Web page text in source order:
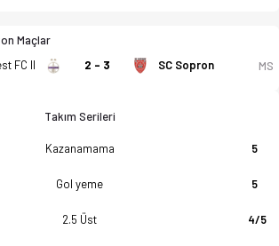
Maçlar
FC II 2 - 3 SC Sopron MS
Takım Serileri
Kazanamama 5
Gol yeme 5
2.5 Üst 4/5